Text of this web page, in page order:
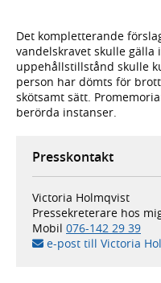
Det kompletterande
vandelskravet skulle
uppehållstillstånd skulle
person har dömts för
skötsamt sätt.
berörda instanser.
Presskontakt
Victoria Holmqvist
Pressekreterare hos
Mobil 076-142 29 39
e-post till Victoria